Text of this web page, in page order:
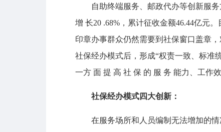
自助终端服务、邮政代办等创新服务
增 长20 .68%，累计征收金额46.44亿元
印章办事群众仍然需要到社保窗口盖章
社保经办模式后，形成“权责一致、标准
一方 面 提 高 社 保 的 服 务 能力、工作
社保经办模式四大创新：
在服务场所和人员编制无法增加的情